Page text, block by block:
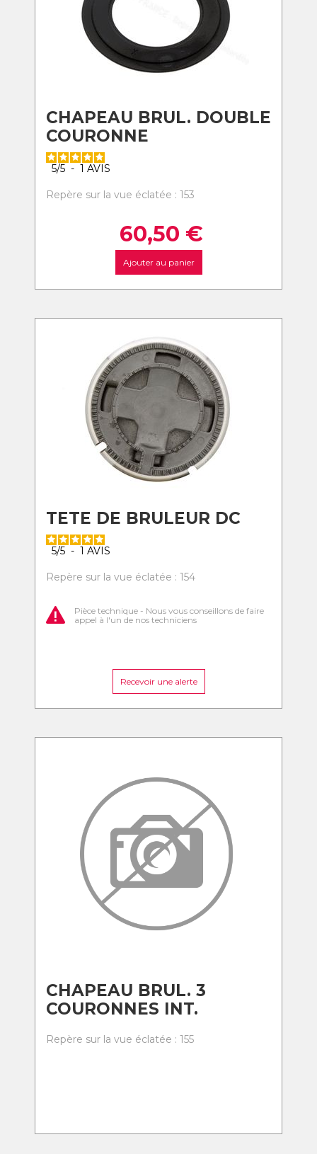
CHAPEAU BRUL. DOUBLE
COURONNE
5/5 - 1 AVIS
Repère sur la vue éclatée : 153
60,50 €
Ajouter au panier
TETE DE BRULEUR DC
5/5 - 1 AVIS
Repère sur la vue éclatée : 154
Pièce technique - Nous vous conseillons de faire
appel à l'un de nos techniciens
Recevoir une alerte
CHAPEAU BRUL. 3
COURONNES INT.
Repère sur la vue éclatée : 155